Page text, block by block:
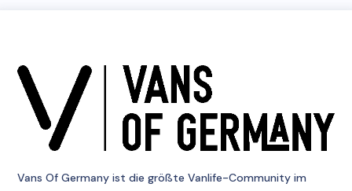
Vans Of Germany ist die größte Vanlife-Community im